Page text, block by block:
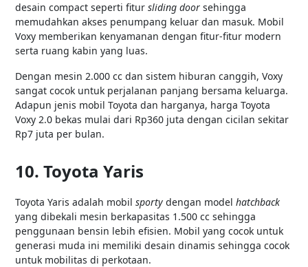
desain compact seperti fitur sliding door sehingga
memudahkan akses penumpang keluar dan masuk. Mobil
Voxy memberikan kenyamanan dengan fitur-fitur modern
serta ruang kabin yang luas.
Dengan mesin 2.000 cc dan sistem hiburan canggih, Voxy
sangat cocok untuk perjalanan panjang bersama keluarga.
Adapun jenis mobil Toyota dan harganya, harga Toyota
Voxy 2.0 bekas mulai dari Rp360 juta dengan cicilan sekitar
Rp7 juta per bulan.
10. Toyota Yaris
Toyota Yaris adalah mobil sporty dengan model hatchback
yang dibekali mesin berkapasitas 1.500 cc sehingga
penggunaan bensin lebih efisien. Mobil yang cocok untuk
generasi muda ini memiliki desain dinamis sehingga cocok
untuk mobilitas di perkotaan.